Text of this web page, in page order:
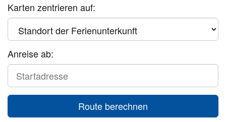
Karten zentrieren auf:
Anreise ab:
Start
Route berechnen